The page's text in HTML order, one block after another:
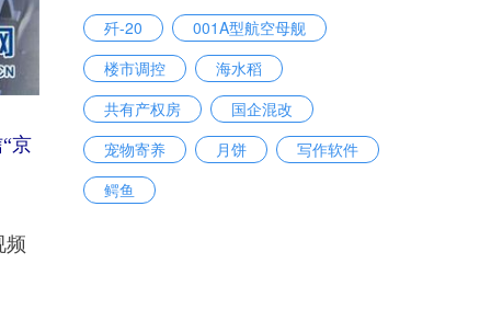
京
歼-20
001A型航空母舰
楼市调控
海水稻
共有产权房
国企混改
宠物寄养
月饼
写作软件
鳄鱼